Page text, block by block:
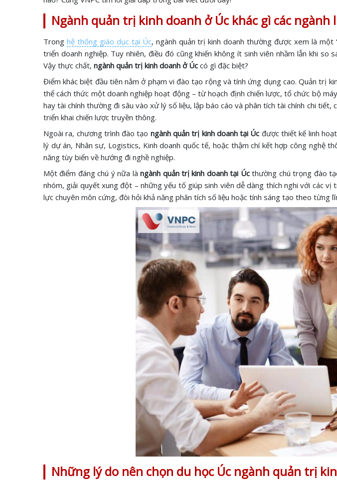
Ngành quản trị kinh doanh ở Úc khác gì các ngành
Trong hệ thống giáo dục tại Úc, ngành quản trị kinh doanh thường được xem là một
triển doanh nghiệp. Tuy nhiên, điều đó cũng khiến không ít sinh viên nhầm lẫn khi
Vậy thực chất, ngành quản trị kinh doanh ở Úc có gì đặc biệt?
Điểm khác biệt đầu tiên nằm ở phạm vi đào tạo rộng và tính ứng dụng cao. Quản trị
thể cách thức một doanh nghiệp hoạt động – từ hoạch định chiến lược, tổ chức bộ
hay tài chính thường đi sâu vào xử lý số liệu, lập báo cáo và phân tích tài chính chi
triển khai chiến lược truyền thông.
Ngoài ra, chương trình đào tạo ngành quản trị kinh doanh tại Úc được thiết kế linh
lý dự án, Nhân sự, Logistics, Kinh doanh quốc tế, hoặc thậm chí kết hợp công nghệ
năng tùy biến về hướng đi nghề nghiệp.
Một điểm đáng chú ý nữa làngành quản trị kinh doanh tại Úcthường chú trọng đào
nhóm, giải quyết xung đột – những yếu tố giúp sinh viên dễ dàng thích nghi với các
lực chuyên môn cứng, đòi hỏi khả năng phân tích số liệu hoặc tính sáng tạo theo từng
Những lý do nên chọn du học Úc ngành quản trị